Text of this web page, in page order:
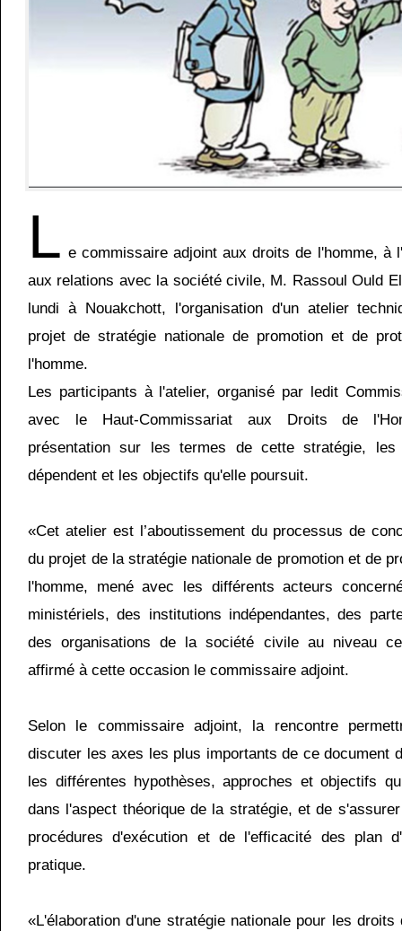
L e commissaire adjoint aux droits de l'homme, à
aux relations avec la société civile, M. Rassoul Ould
lundi à Nouakchott, l'organisation d'un atelier
projet de stratégie nationale de promotion et de
l'homme.
Les participants à l'atelier, organisé par ledit
avec le Haut-Commissariat aux Droits de
présentation sur les termes de cette stratégie, les
dépendent et les objectifs qu'elle poursuit.
«Cet atelier est l’aboutissement du processus de
du projet de la stratégie nationale de promotion et de
l'homme, mené avec les différents acteurs
ministériels, des institutions indépendantes, des
des organisations de la société civile au niveau
affirmé à cette occasion le commissaire adjoint.
Selon le commissaire adjoint, la rencontre
discuter les axes les plus importants de ce document
les différentes hypothèses, approches et objectifs
dans l'aspect théorique de la stratégie, et de
procédures d'exécution et de l'efficacité des plan
pratique.
«L'élaboration d'une stratégie nationale pour les